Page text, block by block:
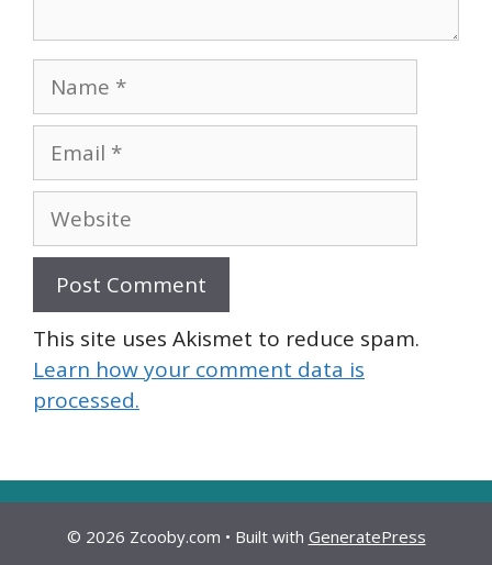
Name
Email
Website
This site uses Akismet to reduce spam.
Learn how your comment data is
processed.
© 2026 Zcooby.com • Built with GeneratePress